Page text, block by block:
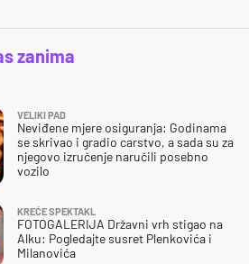
zanima
VELIKI PAD
Neviđene mjere osiguranja: Godinama
se skrivao i gradio carstvo, a sada su za
njegovo izručenje naručili posebno
vozilo
KREĆE SPEKTAKL
FOTOGALERIJA Državni vrh stigao na
Alku: Pogledajte susret Plenkovića i
Milanovića